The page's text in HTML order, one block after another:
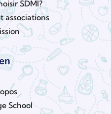
SDMI?
associations
School